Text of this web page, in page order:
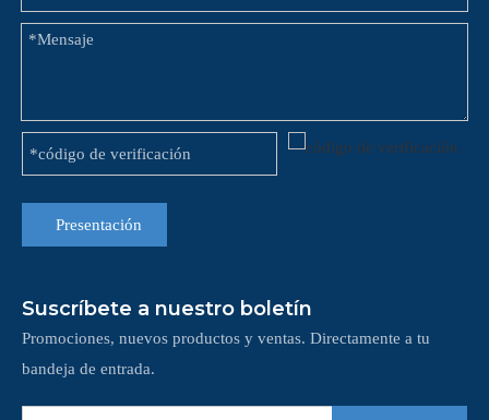
Presentación
Suscríbete a nuestro boletín
Promociones, nuevos productos y ventas. Directamente a tu
bandeja de entrada.